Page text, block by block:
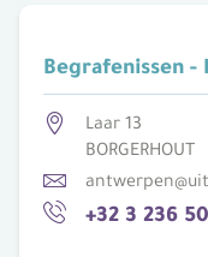
Begrafenissen
Laar 13
BORGERHOUT
+32 3 236